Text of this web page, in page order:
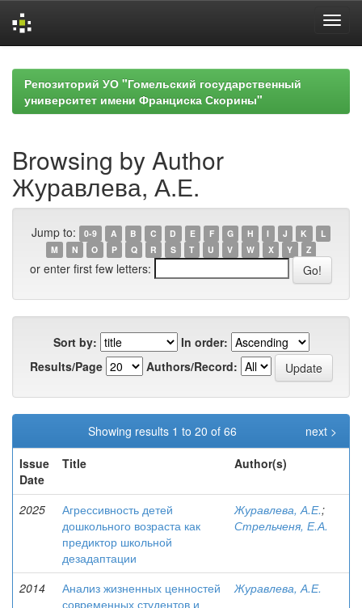
navigationРепозиторий УО "Гомельский государственный
университет имени Франциска Скорины"
Browsing by Author
Журавлева, А.Е.
Jump to: 0-9 A B C D E F G H I J K
L
M
N O P Q R S T U V W X Y Z
or enter first few letters:
Sort by:
In order:
Results/Page
Authors/Record:
Showing results 1 to 20 of 66
next >
Issue
Date
Title Author(s)
2025
Агрессивность детей
дошкольного возраста как
предиктор школьной
дезадаптации
Журавлева, А.Е.;
Стрельченя, Е.А.
2014
Анализ жизненных ценностей
современных студентов и
Журавлева, А.Е.